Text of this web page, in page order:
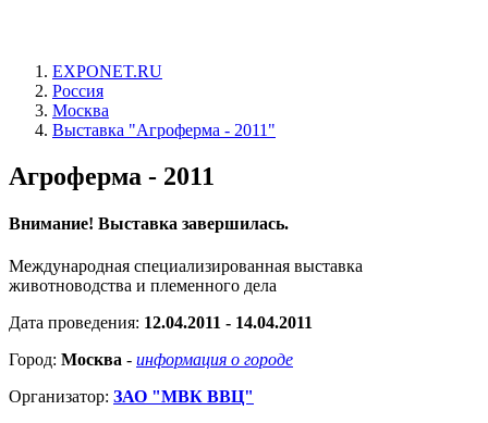
EXPONET.RU
Россия
Москва
Выставка "Агроферма - 2011"
Агроферма - 2011
Внимание! Выставка завершилась.
Международная специализированная выставка
животноводства и племенного дела
Дата проведения: 12.04.2011 - 14.04.2011
Город: Москва - информация о городе
Организатор: ЗАО "МВК ВВЦ"